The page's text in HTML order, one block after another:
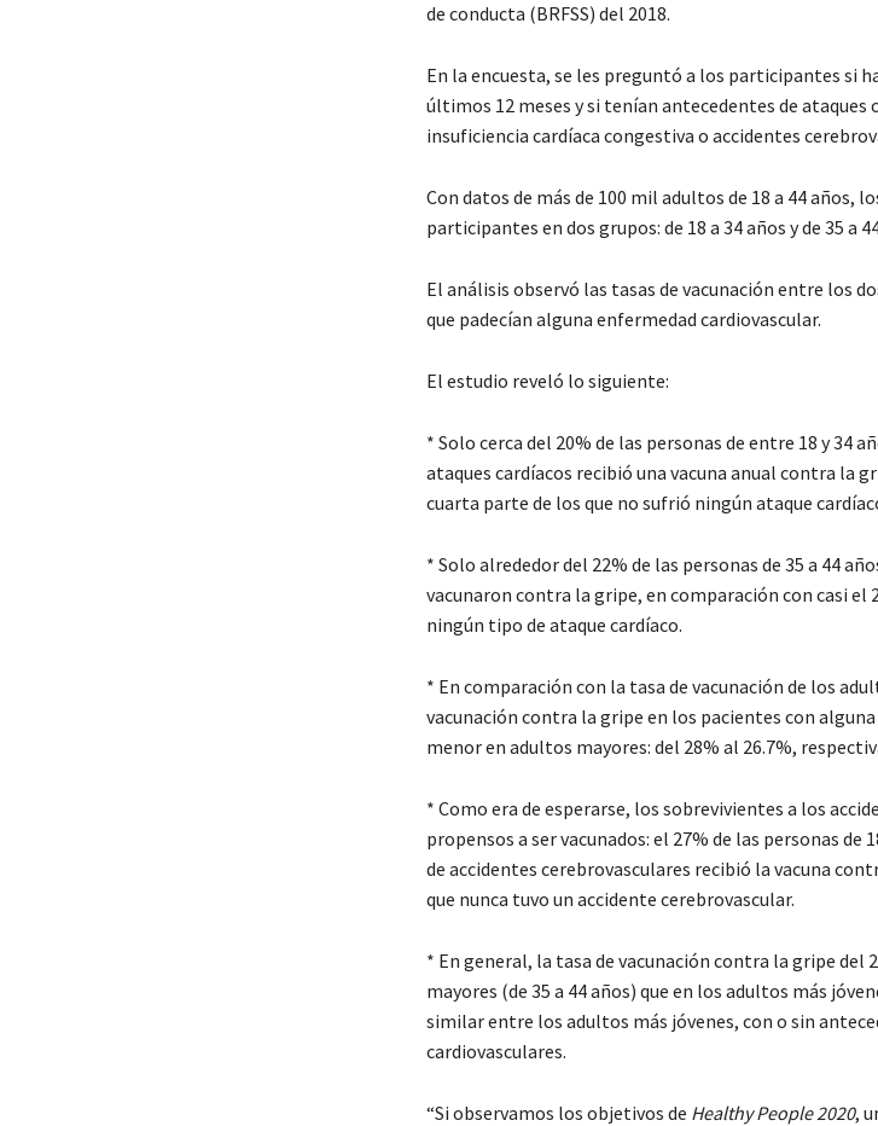
de conducta (BRFSS) del 2018.
En la encuesta, se les preguntó a los participantes si
últimos 12 meses y si tenían antecedentes de ataques
insuficiencia cardíaca congestiva o accidentes
Con datos de más de 100 mil adultos de 18 a 44 años,
participantes en dos grupos: de 18 a 34 años y de 35 a
El análisis observó las tasas de vacunación entre los
que padecían alguna enfermedad cardiovascular.
El estudio reveló lo siguiente:
* Solo cerca del 20% de las personas de entre 18 y 34
ataques cardíacos recibió una vacuna anual contra la
cuarta parte de los que no sufrió ningún ataque
* Solo alrededor del 22% de las personas de 35 a 44
vacunaron contra la gripe, en comparación con casi el
ningún tipo de ataque cardíaco.
* En comparación con la tasa de vacunación de los
vacunación contra la gripe en los pacientes con
menor en adultos mayores: del 28% al 26.7%,
* Como era de esperarse, los sobrevivientes a los
propensos a ser vacunados: el 27% de las personas de
de accidentes cerebrovasculares recibió la vacuna
que nunca tuvo un accidente cerebrovascular.
* En general, la tasa de vacunación contra la gripe del
mayores (de 35 a 44 años) que en los adultos más
similar entre los adultos más jóvenes, con o sin
cardiovasculares.
“Si observamos los objetivos de Healthy People 2020,